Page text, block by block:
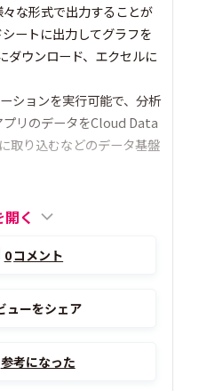
な形式で出力することが
ートに出力してグラフを
ダウンロード、エクセルに
ションを実行可能で、分析
リのデータをCloud Data
取り込むなどのデータ基盤
く
0コメント
ューをシェア
参考になった